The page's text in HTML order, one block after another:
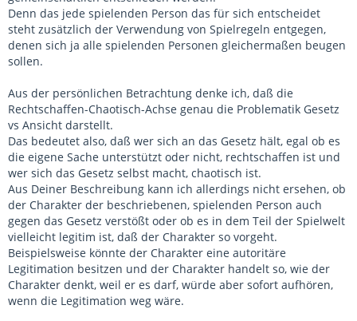
Denn das jede spielenden Person das für sich entscheidet
steht zusätzlich der Verwendung von Spielregeln entgegen,
denen sich ja alle spielenden Personen gleichermaßen beugen
sollen.
Aus der persönlichen Betrachtung denke ich, daß die
Rechtschaffen-Chaotisch-Achse genau die Problematik Gesetz
vs Ansicht darstellt.
Das bedeutet also, daß wer sich an das Gesetz hält, egal ob es
die eigene Sache unterstützt oder nicht, rechtschaffen ist und
wer sich das Gesetz selbst macht, chaotisch ist.
Aus Deiner Beschreibung kann ich allerdings nicht ersehen, ob
der Charakter der beschriebenen, spielenden Person auch
gegen das Gesetz verstößt oder ob es in dem Teil der Spielwelt
vielleicht legitim ist, daß der Charakter so vorgeht.
Beispielsweise könnte der Charakter eine autoritäre
Legitimation besitzen und der Charakter handelt so, wie der
Charakter denkt, weil er es darf, würde aber sofort aufhören,
wenn die Legitimation weg wäre.